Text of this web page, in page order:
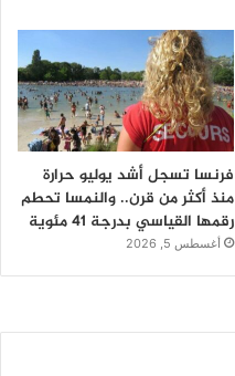
فرنسا تسجل أشد يوليو حرارة
منذ أكثر من قرن.. والنمسا تحطم
رقمها القياسي بدرجة 41 مئوية
أغسطس 5, 2026